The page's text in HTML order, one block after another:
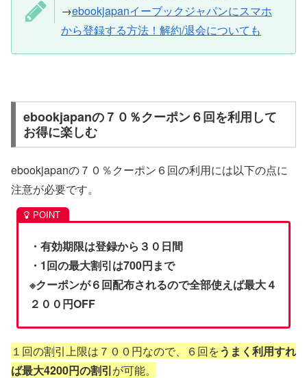
→ebookjapanイーブックジャパンにスマホ
から登録する方法！解約/退会についても
ebookjapanの７０％クーポン６回を利用して
お得に楽しむ
ebookjapanの７０％クーポン６回の利用には以下の点に
注意が必要です。
・有効期限は登録から３０日間
・1回の最大割引は700円まで
※クーポンが６回配布されるので全部使えば最大４
２００円OFF
１回の割引上限は７００円なので、６回をうまく利用すれ
ば最大4200円の割引が可能。